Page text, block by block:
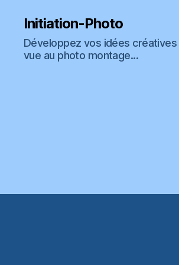
Initiation-Photo
Développez vos idées
vue au photo montage...